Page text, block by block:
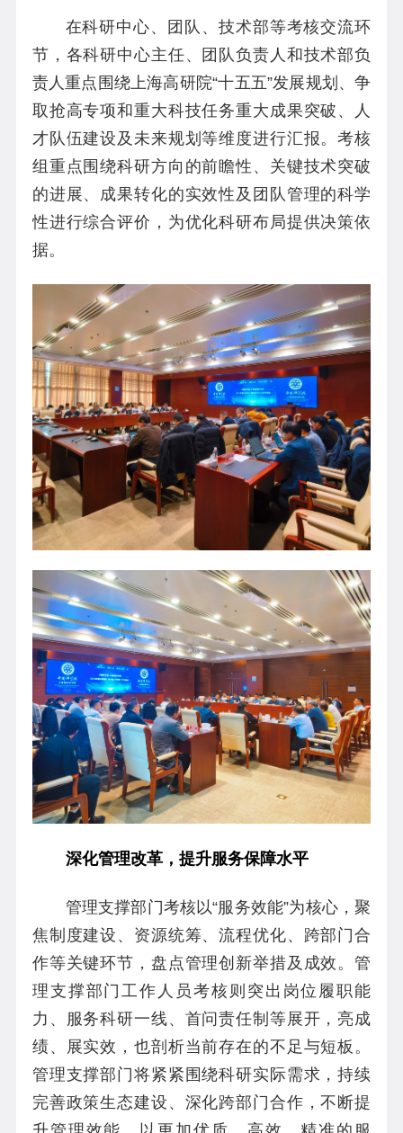
在科研中心、团队、技术部等考核交流环
节，各科研中心主任、团队负责人和技术部负
责人重点围绕上海高研院“十五五”发展规划、争
取抢高专项和重大科技任务重大成果突破、人
才队伍建设及未来规划等维度进行汇报。考核
组重点围绕科研方向的前瞻性、关键技术突破
的进展、成果转化的实效性及团队管理的科学
性进行综合评价，为优化科研布局提供决策依
据。
深化管理改革，提升服务保障水平
管理支撑部门考核以“服务效能”为核心，聚
焦制度建设、资源统筹、流程优化、跨部门合
作等关键环节，盘点管理创新举措及成效。管
理支撑部门工作人员考核则突出岗位履职能
力、服务科研一线、首问责任制等展开，亮成
绩、展实效，也剖析当前存在的不足与短板。
管理支撑部门将紧紧围绕科研实际需求，持续
完善政策生态建设、深化跨部门合作，不断提